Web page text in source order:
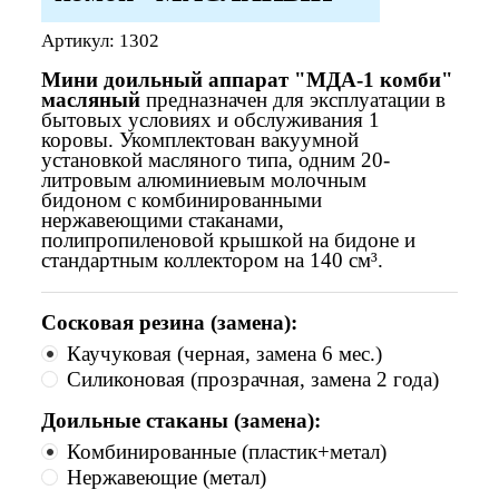
Артикул: 1302
Мини доильный аппарат "МДА-1комби"
масляный предназначен для эксплуатации в
бытовых условиях и обслуживания 1
коровы. Укомплектован вакуумной
установкой масляного типа,одним 20-
литровым алюминиевым молочным
бидоном с комбинированными
нержавеющими стаканами,
полипропиленовой крышкой на бидоне и
стандартным коллектором на 140 см³.
Сосковая резина (замена):
Каучуковая (черная, замена 6 мес.)
Силиконовая (прозрачная, замена 2 года)
Доильные стаканы (замена):
Комбинированные (пластик+метал)
Нержавеющие (метал)